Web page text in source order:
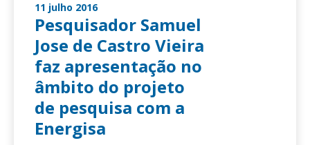
11 julho 2016
Pesquisador Samuel
Jose de Castro Vieira
faz apresentação no
âmbito do projeto
de pesquisa com a
Energisa